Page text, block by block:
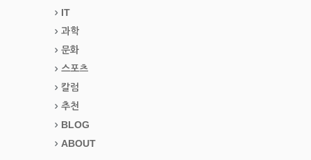
IT
과학
문화
스포츠
칼럼
추천
BLOG
ABOUT